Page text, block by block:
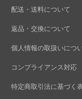
配送・送料について
返品・交換について
個人情報の取扱いにつ
コンプライアンス対応
特定商取引法に基づく